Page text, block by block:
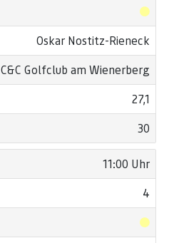
Oskar Nostitz-Rieneck
C&C Golfclub am Wienerberg
27,1
30
11:00 Uhr
4